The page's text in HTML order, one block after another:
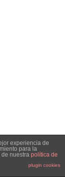
experiencia de
para la
nuestra política de
plugin cookies